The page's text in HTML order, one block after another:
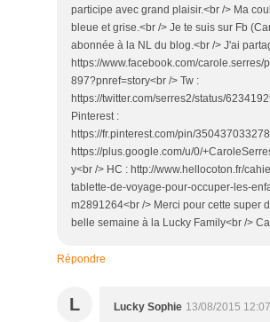
participe avec grand plaisir.<br /> Ma
bleue et grise.<br /> Je te suis sur Fb
abonnée à la NL du blog.<br /> J'ai
https://www.facebook.com/
897?pnref=story<br /> Tw :
https://twitter.com/serres2/status/
Pinterest :
https://fr.pinterest.com/pin/
https://plus.google.com/u/0/
y<br /> HC : http://www.hellocoton.fr/
tablette-de-voyage-pour-occuper-les-
m2891264<br /> Merci pour cette super
belle semaine à la Lucky Family<br />
Répondre
L Lucky Sophie 13/08/2015 12:07